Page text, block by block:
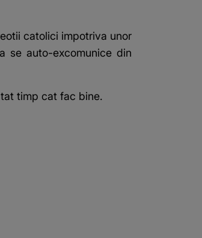
catolici impotriva unor
se auto-excomunice din
timp cat fac bine.